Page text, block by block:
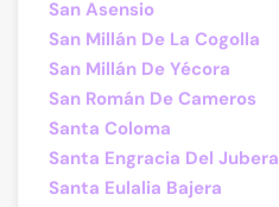
San Asensio
San Millán De La Cogolla
San Millán De Yécora
San Román De Cameros
Santa Coloma
Santa Engracia Del Jubera
Santa Eulalia Bajera